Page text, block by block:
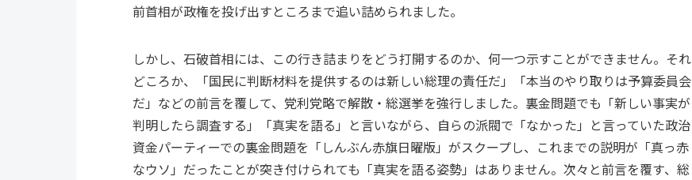
前首相が政権を投げ出すところまで追い詰められました。
しかし、石破首相には、この行き詰まりをどう打開するのか、何一つ示すことができません。それ
どころか、「国民に判断材料を提供するのは新しい総理の責任だ」「本当のやり取りは予算委員会
だ」などの前言を覆して、党利党略で解散・総選挙を強行しました。裏金問題でも「新しい事実が
判明したら調査する」「真実を語る」と言いながら、自らの派閥で「なかった」と言っていた政治
資金パーティーでの裏金問題を「しんぶん赤旗日曜版」がスクープし、これまでの説明が「真っ赤
なウソ」だったことが突き付けられても「真実を語る姿勢」はありません。次々と前言を覆す、総